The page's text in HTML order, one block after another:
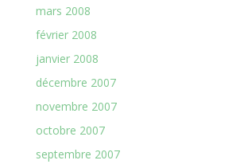
mars 2008
février 2008
janvier 2008
décembre 2007
novembre 2007
octobre 2007
septembre 2007